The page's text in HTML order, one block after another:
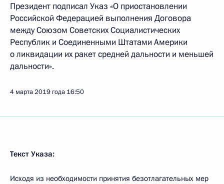
Президент подписал Указ «О приостановлении
Российской Федерацией выполнения Договора
между Союзом Советских Социалистических
Республик и Соединенными Штатами Америки
о ликвидации их ракет средней дальности и меньшей
дальности».
4 марта 2019 года 16:50
Текст Указа:
Исходя из необходимости принятия безотлагательных мер